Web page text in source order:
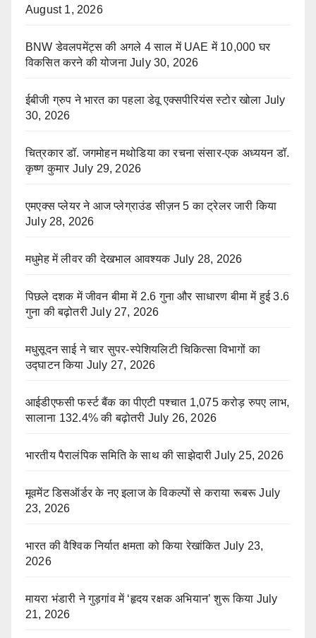
August 1, 2026
BNW डेवलपमेंट्स की अगले 4 साल में UAE में 10,000 घर
विकसित करने की योजना July 30, 2026
ईबीजी ग्रुप ने भारत का पहला डेवू एक्सपीरियंस स्टोर खोला July
30, 2026
चित्रकार डॉ. जगमोहन मथोडिया का रचना संसार-एक अध्ययन डॉ.
कृष्ण कुमार July 29, 2026
एमएक्स प्लेयर ने आज प्लेग्राउंड सीज़न 5 का ट्रेलर जारी किया
July 28, 2026
मधुमेह में लीवर की देखभाल आवश्यक July 28, 2026
पिछले दशक में जीवन बीमा में 2.6 गुना और साधारण बीमा में हुई 3.6
गुना की बढ़ोतरी July 27, 2026
मधुसूदन साई ने चार सुपर-स्पेशियलिटी चिकित्सा विभागों का
उद्घाटन किया July 27, 2026
आईडीएफसी फर्स्ट बैंक का पीएटी पश्चात 1,075 करोड़ रुपए लाभ,
सालाना 132.4% की बढ़ोतरी July 26, 2026
भारतीय पैरालंपिक समिति के साथ की साझेदारी July 25, 2026
मूवमेंट डिसऑर्डर के नए इलाज के विकल्पों से कराया रूबरू July
23, 2026
भारत की वैश्विक निर्यात क्षमता को किया रेखांकित July 23,
2026
मायरा भंडारी ने गुड़गांव में ‘हृदय रक्षक अभियान’ शुरू किया July
21, 2026